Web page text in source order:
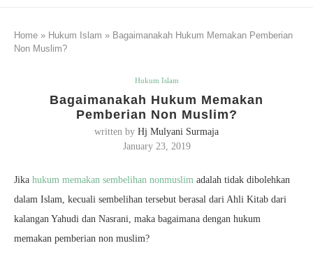
Home » Hukum Islam » Bagaimanakah Hukum Memakan Pemberian
Non Muslim?
Hukum Islam
Bagaimanakah Hukum Memakan
Pemberian Non Muslim?
written by Hj Mulyani Surmaja
January 23, 2019
Jika hukum memakan sembelihan nonmuslim adalah tidak dibolehkan
dalam Islam, kecuali sembelihan tersebut berasal dari Ahli Kitab dari
kalangan Yahudi dan Nasrani, maka bagaimana dengan hukum
memakan pemberian non muslim?